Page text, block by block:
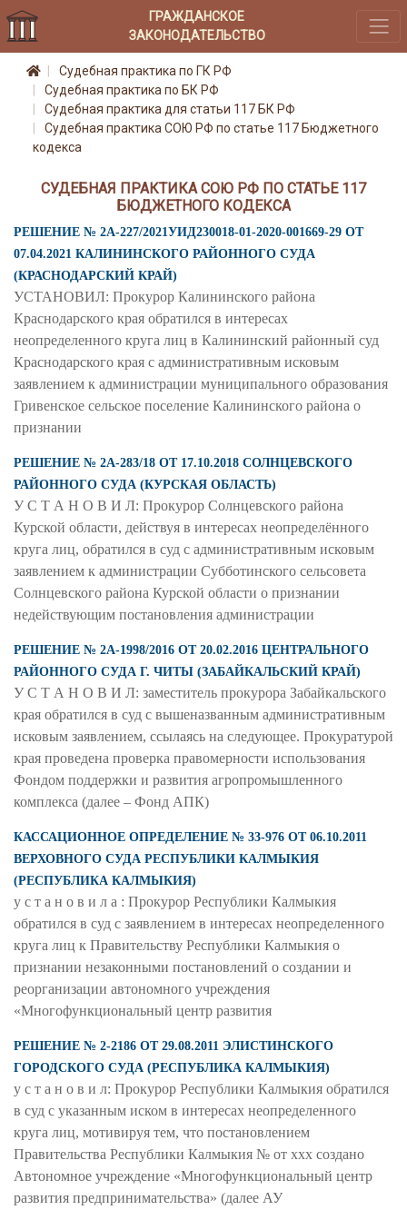
ГРАЖДАНСКОЕ
ЗАКОНОДАТЕЛЬСТВО
Судебная практика по ГК РФ
Судебная практика по БК РФ
Судебная практика для статьи 117 БК РФ
Судебная практика СОЮ РФ по статье 117 Бюджетного
кодекса
СУДЕБНАЯ ПРАКТИКА СОЮ РФ ПО СТАТЬЕ 117
БЮДЖЕТНОГО КОДЕКСА
РЕШЕНИЕ № 2А-227/2021УИД230018-01-2020-001669-29 ОТ
07.04.2021 КАЛИНИНСКОГО РАЙОННОГО СУДА
(КРАСНОДАРСКИЙ КРАЙ)
УСТАНОВИЛ: Прокурор Калининского района
Краснодарского края обратился в интересах
неопределенного круга лиц в Калининский районный суд
Краснодарского края с административным исковым
заявлением к администрации муниципального образования
Гривенское сельское поселение Калининского района о
признании
РЕШЕНИЕ № 2А-283/18 ОТ 17.10.2018 СОЛНЦЕВСКОГО
РАЙОННОГО СУДА (КУРСКАЯ ОБЛАСТЬ)
У С Т А Н О В И Л: Прокурор Солнцевского района
Курской области, действуя в интересах неопределённого
круга лиц, обратился в суд с административным исковым
заявлением к администрации Субботинского сельсовета
Солнцевского района Курской области о признании
недействующим постановления администрации
РЕШЕНИЕ № 2А-1998/2016 ОТ 20.02.2016 ЦЕНТРАЛЬНОГО
РАЙОННОГО СУДА Г. ЧИТЫ (ЗАБАЙКАЛЬСКИЙ КРАЙ)
У С Т А Н О В И Л: заместитель прокурора Забайкальского
края обратился в суд с вышеназванным административным
исковым заявлением, ссылаясь на следующее. Прокуратурой
края проведена проверка правомерности использования
Фондом поддержки и развития агропромышленного
комплекса (далее – Фонд АПК)
КАССАЦИОННОЕ ОПРЕДЕЛЕНИЕ № 33-976 ОТ 06.10.2011
ВЕРХОВНОГО СУДА РЕСПУБЛИКИ КАЛМЫКИЯ
(РЕСПУБЛИКА КАЛМЫКИЯ)
у с т а н о в и л а : Прокурор Республики Калмыкия
обратился в суд с заявлением в интере­сах неопределенного
круга лиц к Правительству Республики Калмыкия о
признании незаконными постановлений о создании и
реорганизации автономного учреждения
«Многофункциональный центр развития
РЕШЕНИЕ № 2-2186 ОТ 29.08.2011 ЭЛИСТИНСКОГО
ГОРОДСКОГО СУДА (РЕСПУБЛИКА КАЛМЫКИЯ)
у с т а н о в и л: Прокурор Республики Калмыкия обратился
в суд с указанным иском в интересах неопределенного
круга лиц, мотивируя тем, что постановлением
Правительства Республики Калмыкия № от ххх создано
Автономное учреждение «Многофункциональный центр
развития предпринимательства» (далее АУ